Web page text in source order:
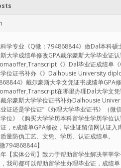
学专业《Q微：794868844》做Dal本科
大学成绩单修改GPA戴尔豪斯大学毕业证
《》Dal毕业证成绩单
位证书补办《》Dalhousie University
》戴尔豪斯大学文凭证书成绩单
在哪里办理Dal大学文
尔豪斯大学学位证书补办Dalhousie
证还是学位证”《办理大学毕业证书》（
位》《购买大学学历本科留学生学历学位
，e成绩单GPA修改，毕业证留信网认证
量防伪工艺、文凭、学历、认证成绩单。
微794868844】
【实体公司】致力于帮助留学生解决莘莘
我司都可以帮助留学生办理毕业证，成绩